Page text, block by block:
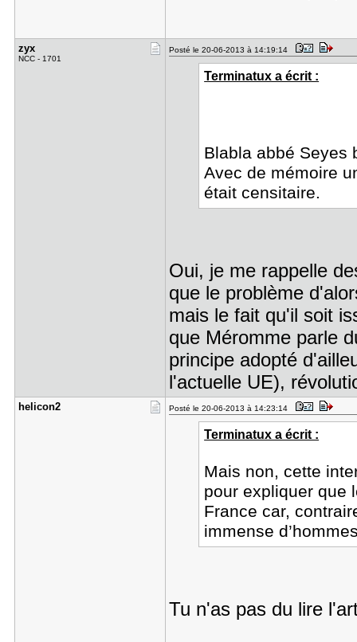
zyx
NCC - 1701
Posté le 20-06-2013 à 14:19:14
Terminatux a écrit :
Blabla abbé Seyes
Avec de mémoire
était censitaire.
Oui, je me rappelle
que le problème
mais le fait qu'il soit
que Méromme parle
principe adopté
l'actuelle UE),
helicon2 Posté le 20-06-2013 à 14:23:14
Terminatux a écrit :
Mais non, cette
pour expliquer que
France car,
immense
Tu n'as pas du lire